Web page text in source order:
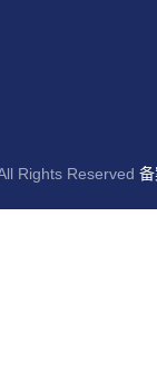
Rights Reserved